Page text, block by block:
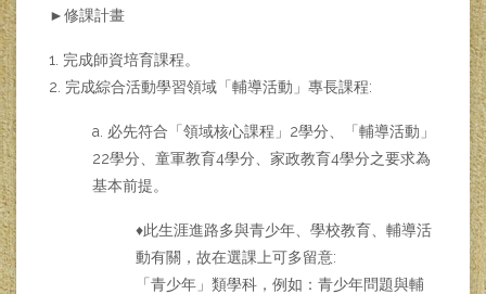
►修課計畫
1. 完成師資培育課程。
2. 完成綜合活動學習領域「輔導活動」專長課程:
a. 必先符合「領域核心課程」2學分、「輔導活動」
22學分、童軍教育4學分、家政教育4學分之要求為
基本前提。
♦此生涯進路多與青少年、學校教育、輔導活
動有關，故在選課上可多留意:
「青少年」類學科，例如：青少年問題與輔